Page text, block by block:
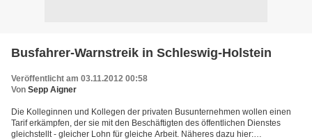
Busfahrer-Warnstreik in Schleswig-Holstein
Veröffentlicht am 03.11.2012 00:58
Von Sepp Aigner
Die Kolleginnen und Kollegen der privaten Busunternehmen wollen einen
Tarif erkämpfen, der sie mit den Beschäftigten des öffentlichen Dienstes
gleichstellt - gleicher Lohn für gleiche Arbeit. Näheres dazu hier: